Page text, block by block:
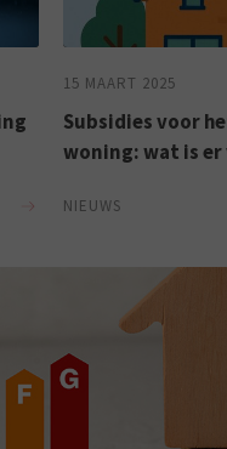
15 MAART 2025
Subsidies voor
woning: wat is er
NIEUWS